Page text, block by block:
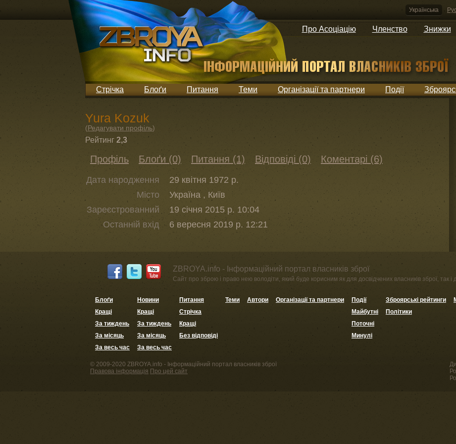
Українська
Про Асоціацію Членство Знижки
Стрічка Блоґи Питання Теми Організації та партнери Події
Yura Kozuk
(Редагувати профіль)
Рейтинг 2,3
Профіль Блоґи (0) Питання (1) Відповіді (0) Коментарі (6)
Дата народження
29 квітня 1972 р.
Місто
Україна , Київ
Зареєстрованний
19 січня 2015 р. 10:04
Останній вхід
6 вересня 2019 р. 12:21
ZBROYA.info - Інформаційний портал власників зброї
Сайт про зброю і право нею володіти, який буде корисним як для досвідчених власників зброї, так і
Блоґи
Кращі
За тиждень
За місяць
За весь час
Новини
Кращі
За тиждень
За місяць
За весь час
Питання
Стрічка
Кращі
Без відповіді
Теми Автори Організації та партнери
Події
Майбутні
Поточні
Минулі
Зброярські рейтинги
Політики
© 2009-2020 ZBROYA.info - Інформаційний портал власників зброї
Правова інформація Про цей сайт